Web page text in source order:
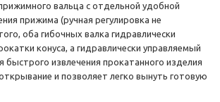
вальца с отдельной удобной
прижима (ручная регулировка не
оба гибочных валка гидравлически
конуса, а гидравлически управляемый
быстрого извлечения прокатанного изделия
и позволяет легко вынуть готовую